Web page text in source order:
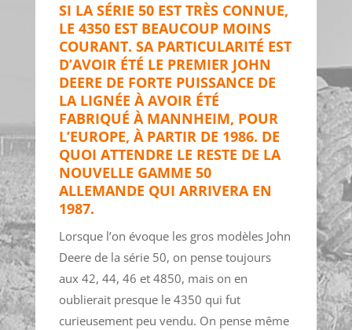
SI LA SÉRIE 50 EST TRÈS CONNUE,
LE 4350 EST BEAUCOUP MOINS
COURANT. SA PARTICULARITÉ EST
D’AVOIR ÉTÉ LE PREMIER JOHN
DEERE DE FORTE PUISSANCE DE
LA LIGNÉE À AVOIR ÉTÉ
FABRIQUÉ À MANNHEIM, POUR
L’EUROPE, À PARTIR DE 1986. DE
QUOI ATTENDRE LE RESTE DE LA
NOUVELLE GAMME 50
ALLEMANDE QUI ARRIVERA EN
1987.
Lorsque l’on évoque les gros modèles John
Deere de la série 50, on pense toujours
aux 42, 44, 46 et 4850, mais on en
oublierait presque le 4350 qui fut
curieusement peu vendu. On pense même